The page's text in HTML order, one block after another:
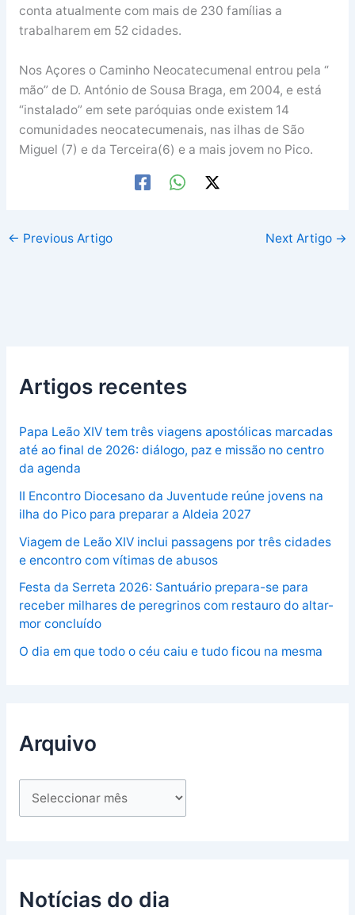
conta atualmente com mais de 230 famílias a
trabalharem em 52 cidades.
Nos Açores o Caminho Neocatecumenal entrou pela “
mão” de D. António de Sousa Braga, em 2004, e está
“instalado” em sete paróquias onde existem 14
comunidades neocatecumenais, nas ilhas de São
Miguel (7) e da Terceira(6) e a mais jovem no Pico.
← Previous Artigo Next Artigo →
Artigos recentes
Papa Leão XIV tem três viagens apostólicas marcadas
até ao final de 2026: diálogo, paz e missão no centro
da agenda
II Encontro Diocesano da Juventude reúne jovens na
ilha do Pico para preparar a Aldeia 2027
Viagem de Leão XIV inclui passagens por três cidades
e encontro com vítimas de abusos
Festa da Serreta 2026: Santuário prepara-se para
receber milhares de peregrinos com restauro do altar-
mor concluído
O dia em que todo o céu caiu e tudo ficou na mesma
Arquivo
Notícias do dia